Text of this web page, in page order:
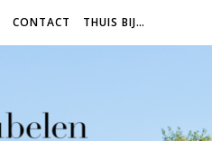
CONTACT THUIS BIJ…